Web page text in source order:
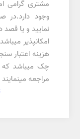
مشتری گرامی
وجود دارد.در
نمایید و یا قصد
هزینه اعتبار
چک میباشد که
مراجعه